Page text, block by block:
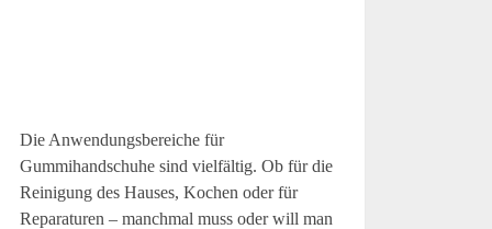
Die Anwendungsbereiche für
Gummihandschuhe sind vielfältig. Ob für die
Reinigung des Hauses, Kochen oder für
Reparaturen – manchmal muss oder will man